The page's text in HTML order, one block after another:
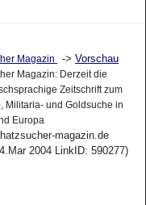
Magazin -> Vorschau
Magazin: Derzeit die
Zeitschrift zum
Militaria- und Goldsuche in
Europa
magazin.de
2004 LinkID: 590277)